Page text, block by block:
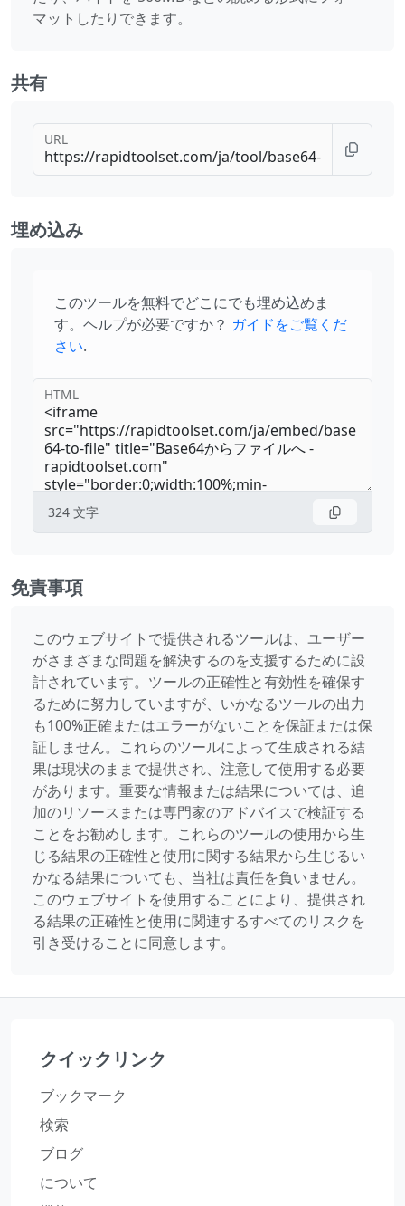
マットしたりできます。
共有
URL
埋め込み
このツールを無料でどこにでも埋め込めま
す。ヘルプが必要ですか？ ガイドをご覧くだ
さい.
HTML
324 文字
免責事項
このウェブサイトで提供されるツールは、ユーザー
がさまざまな問題を解決するのを支援するために設
計されています。ツールの正確性と有効性を確保す
るために努力していますが、いかなるツールの出力
も100%正確またはエラーがないことを保証または保
証しません。これらのツールによって生成される結
果は現状のままで提供され、注意して使用する必要
があります。重要な情報または結果については、追
加のリソースまたは専門家のアドバイスで検証する
ことをお勧めします。これらのツールの使用から生
じる結果の正確性と使用に関する結果から生じるい
かなる結果についても、当社は責任を負いません。
このウェブサイトを使用することにより、提供され
る結果の正確性と使用に関連するすべてのリスクを
引き受けることに同意します。
クイックリンク
ブックマーク
検索
ブログ
について